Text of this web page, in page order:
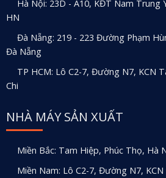
Hà Nội: 23D - A10, KĐT Nam Trung
HN
Đà Nẵng: 219 - 223 Đường Phạm
Đà Nẵng
TP HCM: Lô C2-7, Đường N7, KCN
Chi
NHÀ MÁY SẢN XUẤT
Miền Bắc: Tam Hiệp, Phúc Thọ, Hà
Miền Nam: Lô C2-7, Đường N7,